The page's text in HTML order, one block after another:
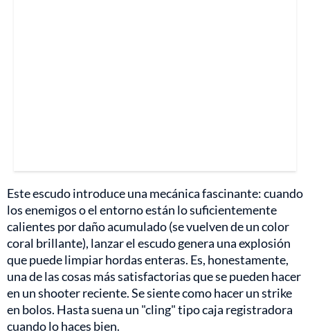
Este escudo introduce una mecánica fascinante: cuando
los enemigos o el entorno están lo suficientemente
calientes por daño acumulado (se vuelven de un color
coral brillante), lanzar el escudo genera una explosión
que puede limpiar hordas enteras. Es, honestamente,
una de las cosas más satisfactorias que se pueden hacer
en un shooter reciente. Se siente como hacer un strike
en bolos. Hasta suena un "cling" tipo caja registradora
cuando lo haces bien.